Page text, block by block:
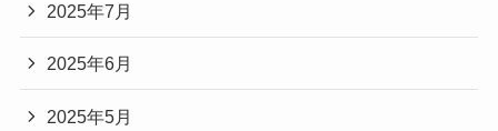
2025年7月
2025年6月
2025年5月